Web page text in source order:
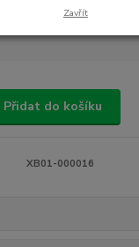
Přidat do košíku
XB01-000016
Zavřít